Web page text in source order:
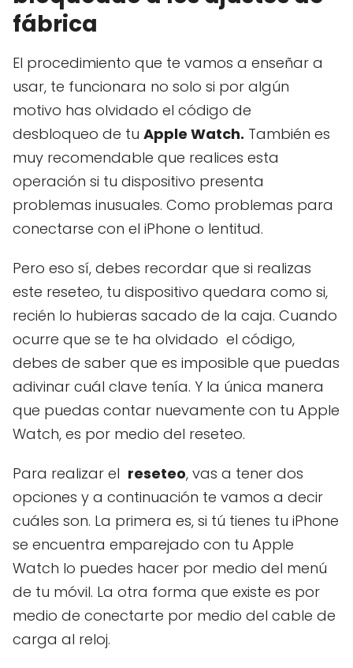
fábrica
El procedimiento que te vamos a enseñar a
usar, te funcionara no solo si por algún
motivo has olvidado el código de
desbloqueo de tu Apple Watch. También es
muy recomendable que realices esta
operación si tu dispositivo presenta
problemas inusuales. Como problemas para
conectarse con el iPhone o lentitud.
Pero eso sí, debes recordar que si realizas
este reseteo, tu dispositivo quedara como si,
recién lo hubieras sacado de la caja. Cuando
ocurre que se te ha olvidado el código,
debes de saber que es imposible que puedas
adivinar cuál clave tenía. Y la única manera
que puedas contar nuevamente con tu Apple
Watch, es por medio del reseteo.
Para realizar el reseteo, vas a tener dos
opciones y a continuación te vamos a decir
cuáles son. La primera es, si tú tienes tu iPhone
se encuentra emparejado con tu Apple
Watch lo puedes hacer por medio del menú
de tu móvil. La otra forma que existe es por
medio de conectarte por medio del cable de
carga al reloj.